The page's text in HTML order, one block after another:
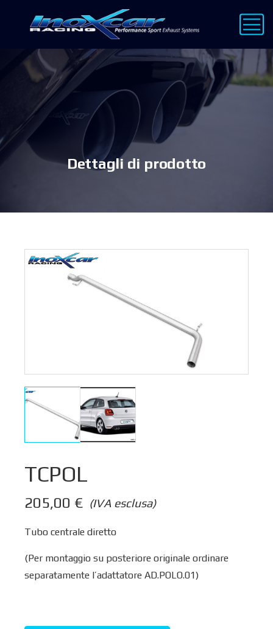
Dettagli di prodotto
TCPOL
(IVA esclusa)
205,00 €
Tubo centrale diretto
(Per montaggio su posteriore originale ordinare
separatamente l’adattatore AD.POLO.01)